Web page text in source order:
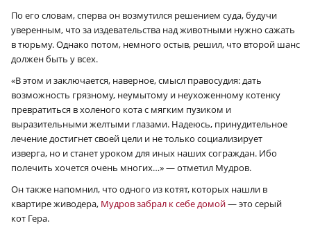
По его словам, сперва он возмутился решением суда, будучи
уверенным, что за издевательства над животными нужно сажать
в тюрьму. Однако потом, немного остыв, решил, что второй шанс
должен быть у всех.
«В этом и заключается, наверное, смысл правосудия: дать
возможность грязному, неумытому и неухоженному котенку
превратиться в холеного кота с мягким пузиком и
выразительными желтыми глазами. Надеюсь, принудительное
лечение достигнет своей цели и не только социализирует
изверга, но и станет уроком для иных наших сограждан. Ибо
полечить хочется очень многих…» — отметил Мудров.
Он также напомнил, что одного из котят, которых нашли в
квартире живодера, Мудров забрал к себе домой— это серый
кот Гера.